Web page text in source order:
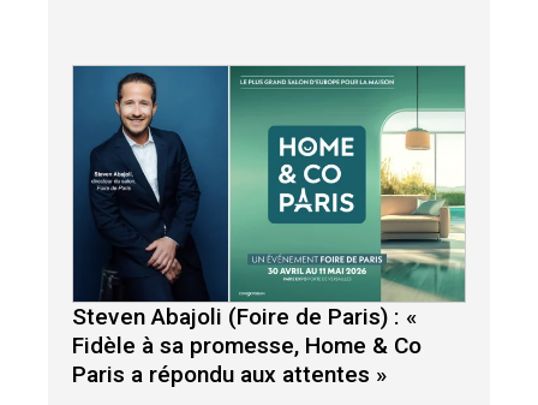
Steven Abajoli (Foire de Paris) : «
Fidèle à sa promesse, Home & Co
Paris a répondu aux attentes »